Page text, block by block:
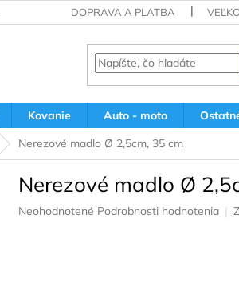
DOPRAVA A PLATBA
Kovanie Auto - moto
Nerezové madlo Ø 2,5cm, 35 cm
Nerezové madlo Ø
Priemerné
Neohodnotené Podrobnosti hodnotenia